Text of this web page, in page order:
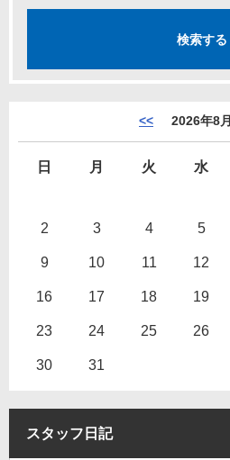
<< 2026年8月
日 月 火 水
2 3 4 5
9 10 11 12
16 17 18 19
23 24 25 26
30 31
スタッフ日記